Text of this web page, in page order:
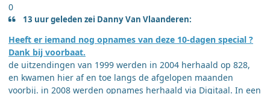
0
13 uur geleden zei Danny Van Vlaanderen:
Heeft er iemand nog opnames van deze 10-dagen special ?
Dank bij voorbaat.
de uitzendingen van 1999 werden in 2004 herhaald op 828,
en kwamen hier af en toe langs de afgelopen maanden
voorbij. in 2008 werden opnames herhaald via Digitaal. In een